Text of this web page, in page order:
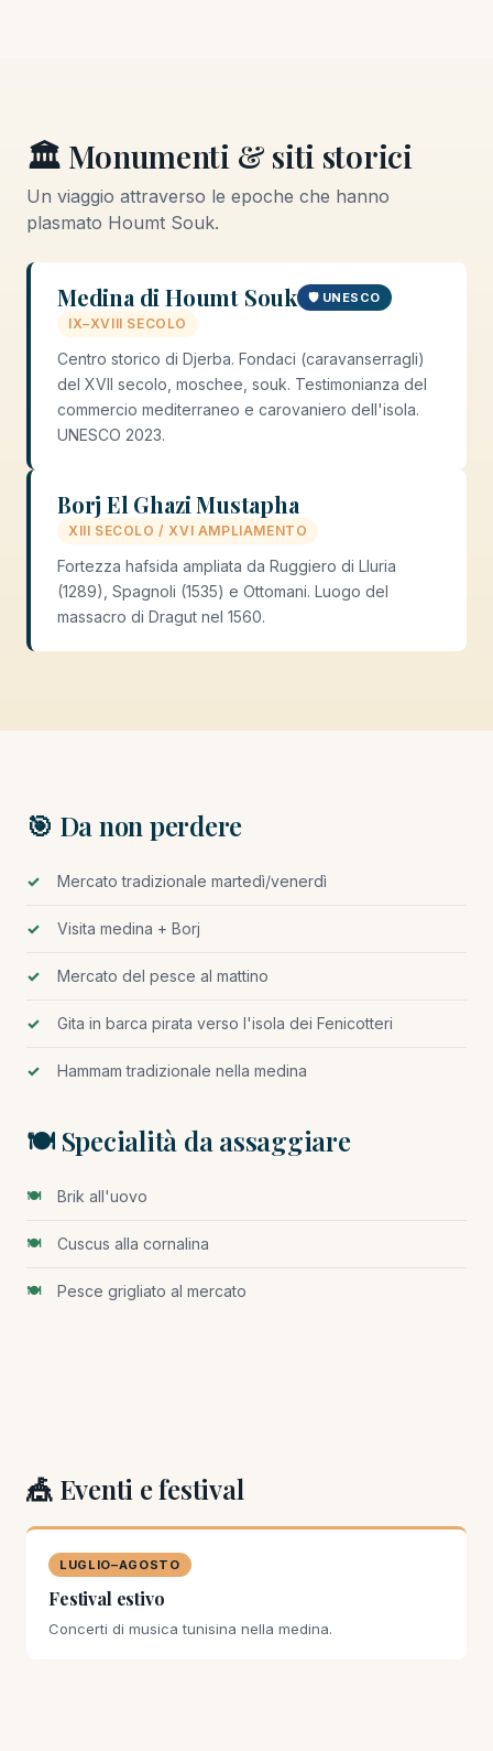
🏛️ Monumenti & siti storici
Un viaggio attraverso le epoche che hanno
plasmato Houmt Souk.
Medina di Houmt Souk 🛡️ UNESCO
IX–XVIII SECOLO
Centro storico di Djerba. Fondaci (caravanserragli)
del XVII secolo, moschee, souk. Testimonianza del
commercio mediterraneo e carovaniero dell'isola.
UNESCO 2023.
Borj El Ghazi Mustapha
XIII SECOLO / XVI AMPLIAMENTO
Fortezza hafsida ampliata da Ruggiero di Lluria
(1289), Spagnoli (1535) e Ottomani. Luogo del
massacro di Dragut nel 1560.
🎯 Da non perdere
Mercato tradizionale martedì/venerdì
Visita medina + Borj
Mercato del pesce al mattino
Gita in barca pirata verso l'isola dei Fenicotteri
Hammam tradizionale nella medina
🍽️ Specialità da assaggiare
Brik all'uovo
Cuscus alla cornalina
Pesce grigliato al mercato
🎪 Eventi e festival
LUGLIO–AGOSTO
Festival estivo
Concerti di musica tunisina nella medina.